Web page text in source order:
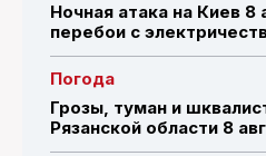
Ночная атака на Киев 8
перебои с
Погода
Грозы, туман и
Рязанской области 8